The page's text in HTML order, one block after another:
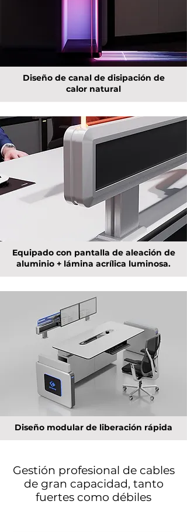
Diseño de canal de disipación de
calor natural
Equipado con pantalla de aleación de
aluminio + lámina acrílica luminosa.
Diseño modular de liberación rápida
Gestión profesional de cables
de gran capacidad, tanto
fuertes como débiles